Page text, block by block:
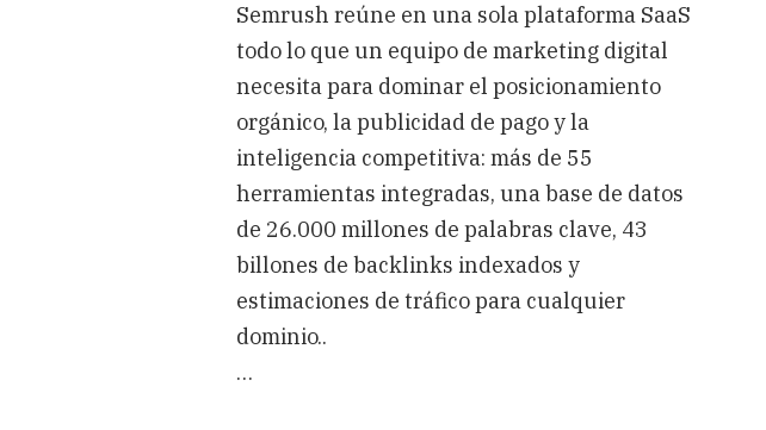
Semrush reúne en una sola plataforma SaaS
todo lo que un equipo de marketing digital
necesita para dominar el posicionamiento
orgánico, la publicidad de pago y la
inteligencia competitiva: más de 55
herramientas integradas, una base de datos
de 26.000 millones de palabras clave, 43
billones de backlinks indexados y
estimaciones de tráfico para cualquier
dominio..
…